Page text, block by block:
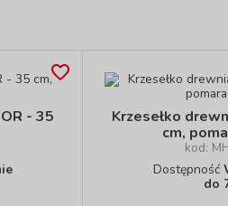
- 35
Krzesełko
cm,
kod:
Dostępność
do